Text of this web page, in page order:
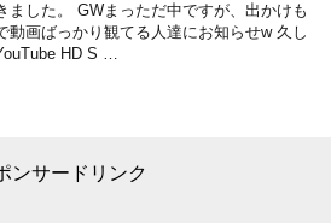
ました。 GWまっただ中ですが、出かけも
動画ばっかり観てる人達にお知らせw 久し
HD S …
ンサードリンク